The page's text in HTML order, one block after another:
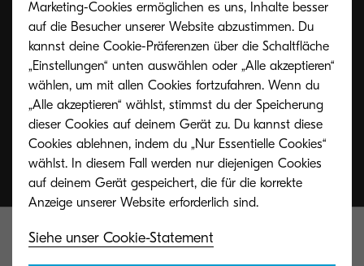
Marketing-Cookies ermöglichen es uns, Inhalte besser
auf die Besucher unserer Website abzustimmen. Du
kannst deine Cookie-Präferenzen über die Schaltfläche
„Einstellungen“ unten auswählen oder „Alle akzeptieren“
wählen, um mit allen Cookies fortzufahren. Wenn du
„Alle akzeptieren“ wählst, stimmst du der Speicherung
dieser Cookies auf deinem Gerät zu. Du kannst diese
Cookies ablehnen, indem du „Nur Essentielle Cookies“
wählst. In diesem Fall werden nur diejenigen Cookies
auf deinem Gerät gespeichert, die für die korrekte
Siehe unser Cookie-Statement